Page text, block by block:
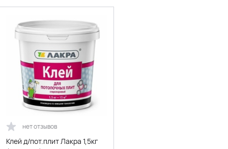
нет отзывов
Клей д/пот.плит Лакра 1,5кг